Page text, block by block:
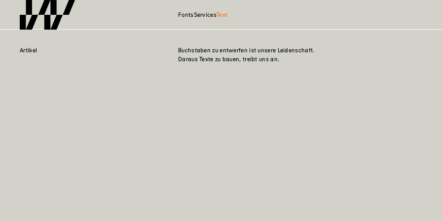
FontsServicesText
Artikel
Buchstaben zu entwerfen ist unsere Leidenschaft.
Daraus Texte zu bauen, treibt uns an.